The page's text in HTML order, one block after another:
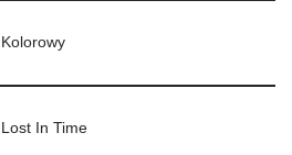
Kolorowy
Lost In Time